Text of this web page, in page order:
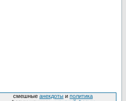
смешные анекдоты и политика